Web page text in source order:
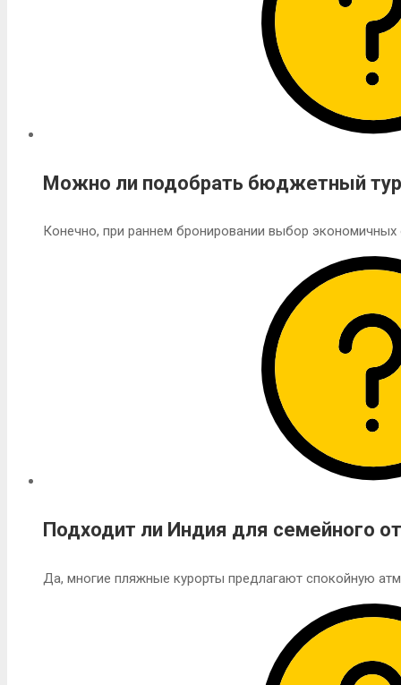
Можно ли подобрать бюджетный
Конечно, при раннем бронировании выбор экономичных
Подходит ли Индия для семейного
Да, многие пляжные курорты предлагают спокойную